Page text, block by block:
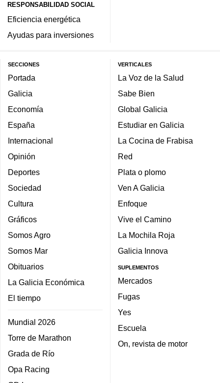
RESPONSABILIDAD SOCIAL
Eficiencia energética
Ayudas para inversiones
SECCIONES
Portada
Galicia
Economía
España
Internacional
Opinión
Deportes
Sociedad
Cultura
Gráficos
Somos Agro
Somos Mar
Obituarios
La Galicia Económica
El tiempo
Mundial 2026
Torre de Marathon
Grada de Río
Opa Racing
VERTICALES
La Voz de la Salud
Sabe Bien
Global Galicia
Estudiar en Galicia
La Cocina de Frabisa
Red
Plata o plomo
Ven A Galicia
Enfoque
Vive el Camino
La Mochila Roja
Galicia Innova
SUPLEMENTOS
Mercados
Fugas
Yes
Escuela
On, revista de motor